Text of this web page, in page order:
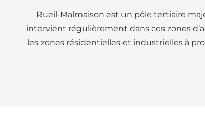
Rueil-Malmaison est un pôle tertiaire
intervient régulièrement dans ces zones
les zones résidentielles et industrielles à